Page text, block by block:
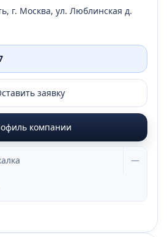
г. Москва, ул. Люблинская д.
заявку
компании
—